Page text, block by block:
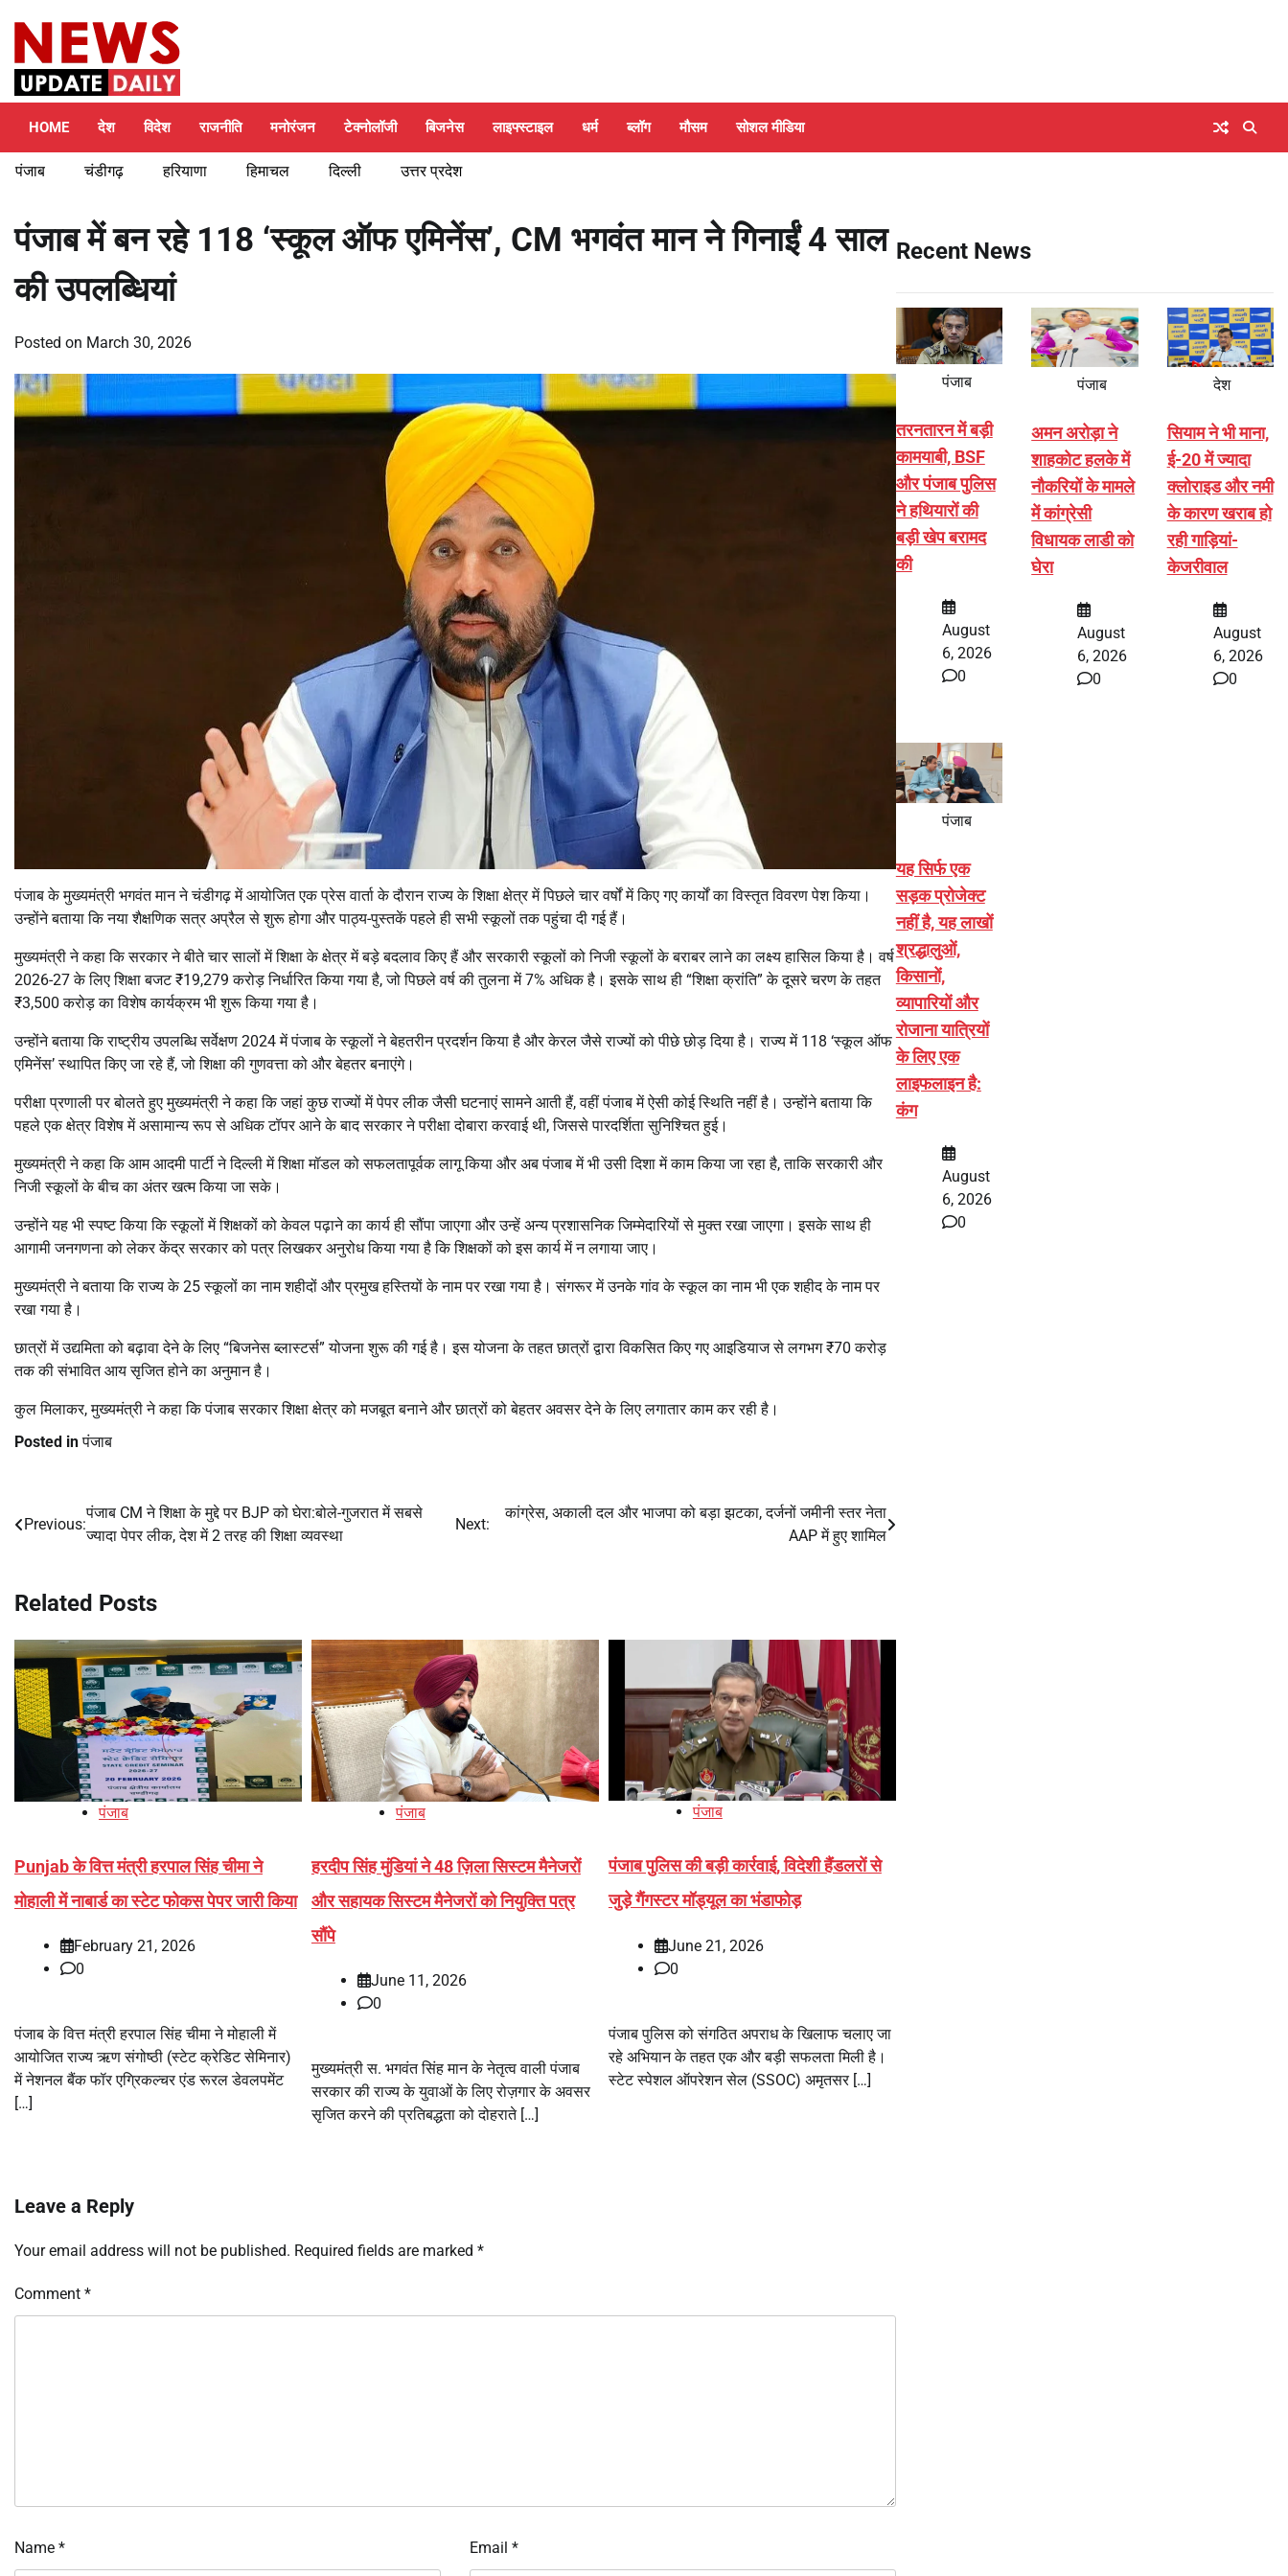
content
HOME देश विदेश राजनीति मनोरंजन टेक्नोलॉजी बिजनेस लाइफ्स्टाइल धर्म ब्लॉग मौसम सोशल मीडिया
पंजाब चंडीगढ़ हरियाणा हिमाचल दिल्ली उत्तर प्रदेश
पंजाब में बन रहे 118 ‘स्कूल ऑफ एमिनेंस’, CM भगवंत मान ने गिनाईं 4 साल
की उपलब्धियां
Posted on March 30, 2026
पंजाब के मुख्यमंत्री भगवंत मानने चंडीगढ़ में आयोजित एक प्रेस वार्ता के दौरान राज्य के शिक्षा क्षेत्र में पिछले चार वर्षों में किए गए कार्यों का विस्तृत विवरण पेश किया।
उन्होंने बताया कि नया शैक्षणिक सत्र अप्रैल से शुरू होगा और पाठ्य-पुस्तकें पहले ही सभी स्कूलों तक पहुंचा दी गई हैं।
मुख्यमंत्री ने कहा कि सरकार ने बीते चार सालों में शिक्षा के क्षेत्र में बड़े बदलाव किए हैं और सरकारी स्कूलों को निजी स्कूलों के बराबर लाने का लक्ष्य हासिल किया है। वर्ष
2026-27 के लिए शिक्षा बजट ₹19,279 करोड़ निर्धारित किया गया है, जो पिछले वर्ष की तुलना में 7% अधिक है। इसके साथ ही “शिक्षा क्रांति” के दूसरे चरण के तहत
₹3,500 करोड़ का विशेष कार्यक्रम भी शुरू किया गया है।
उन्होंने बताया कि राष्ट्रीय उपलब्धि सर्वेक्षण 2024 में पंजाब के स्कूलों ने बेहतरीन प्रदर्शन किया है और केरल जैसे राज्यों को पीछे छोड़ दिया है। राज्य में 118 ‘स्कूल ऑफ
एमिनेंस’ स्थापित किए जा रहे हैं, जो शिक्षा की गुणवत्ता को और बेहतर बनाएंगे।
परीक्षा प्रणाली पर बोलते हुए मुख्यमंत्री ने कहा कि जहां कुछ राज्यों में पेपर लीक जैसी घटनाएं सामने आती हैं, वहीं पंजाब में ऐसी कोई स्थिति नहीं है। उन्होंने बताया कि
पहले एक क्षेत्र विशेष में असामान्य रूप से अधिक टॉपर आने के बाद सरकार ने परीक्षा दोबारा करवाई थी, जिससे पारदर्शिता सुनिश्चित हुई।
मुख्यमंत्री ने कहा किआम आदमी पार्टीने दिल्ली में शिक्षा मॉडल को सफलतापूर्वक लागू किया और अब पंजाब में भी उसी दिशा में काम किया जा रहा है, ताकि सरकारी और
निजी स्कूलों के बीच का अंतर खत्म किया जा सके।
उन्होंने यह भी स्पष्ट किया कि स्कूलों में शिक्षकों को केवल पढ़ाने का कार्य ही सौंपा जाएगा और उन्हें अन्य प्रशासनिक जिम्मेदारियों से मुक्त रखा जाएगा। इसके साथ ही
आगामी जनगणना को लेकर केंद्र सरकार को पत्र लिखकर अनुरोध किया गया है कि शिक्षकों को इस कार्य में न लगाया जाए।
मुख्यमंत्री ने बताया कि राज्य के 25 स्कूलों का नाम शहीदों और प्रमुख हस्तियों के नाम पर रखा गया है। संगरूर में उनके गांव के स्कूल का नाम भी एक शहीद के नाम पर
रखा गया है।
छात्रों में उद्यमिता को बढ़ावा देने के लिए “बिजनेस ब्लास्टर्स” योजना शुरू की गई है। इस योजना के तहत छात्रों द्वारा विकसित किए गए आइडियाज से लगभग ₹70 करोड़
तक की संभावित आय सृजित होने का अनुमान है।
कुल मिलाकर, मुख्यमंत्री ने कहा कि पंजाब सरकार शिक्षा क्षेत्र को मजबूत बनाने और छात्रों को बेहतर अवसर देने के लिए लगातार काम कर रही है।
Posted inपंजाब
Post
Previous:
पंजाब CM ने शिक्षा के मुद्दे पर BJP को घेरा:बोले-गुजरात में सबसे
ज्यादा पेपर लीक, देश में 2 तरह की शिक्षा व्यवस्था
Next:
कांग्रेस, अकाली दल और भाजपा को बड़ा झटका, दर्जनों जमीनी स्तर नेता
AAP में हुए शामिल
Related Posts
पंजाब
Punjab के वित्त मंत्री हरपाल सिंह चीमा ने
मोहाली में नाबार्ड का स्टेट फोकस पेपर जारी किया
February 21, 2026
0
पंजाब के वित्त मंत्री हरपाल सिंह चीमा ने मोहाली में
आयोजित राज्य ऋण संगोष्ठी (स्टेट क्रेडिट सेमिनार)
में नेशनल बैंक फॉर एग्रिकल्चर एंड रूरल डेवलपमेंट
[…]
पंजाब
हरदीप सिंह मुंडियां ने 48 ज़िला सिस्टम मैनेजरों
और सहायक सिस्टम मैनेजरों को नियुक्ति पत्र
सौंपे
June 11, 2026
0
मुख्यमंत्री स. भगवंत सिंह मान के नेतृत्व वाली पंजाब
सरकार की राज्य के युवाओं के लिए रोज़गार के अवसर
सृजित करने की प्रतिबद्धता को दोहराते […]
पंजाब
पंजाब पुलिस की बड़ी कार्रवाई, विदेशी हैंडलरों से
जुड़े गैंगस्टर मॉड्यूल का भंडाफोड़
June 21, 2026
0
पंजाब पुलिस को संगठित अपराध के खिलाफ चलाए जा
रहे अभियान के तहत एक और बड़ी सफलता मिली है।
स्टेट स्पेशल ऑपरेशन सेल (SSOC) अमृतसर […]
Leave a Reply
Your email address will not be published. Required fields are marked *
Comment *
Name * Email *
Recent News
पंजाब
तरनतारन में बड़ी
कामयाबी, BSF
और पंजाब पुलिस
ने हथियारों की
बड़ी खेप बरामद
की
August
6, 2026
0
पंजाब
अमन अरोड़ा ने
शाहकोट हलके में
नौकरियों के मामले
में कांग्रेसी
विधायक लाडी को
घेरा
August
6, 2026
0
देश
सियाम ने भी माना,
ई-20 में ज्यादा
क्लोराइड और नमी
के कारण खराब हो
रही गाड़ियां-
केजरीवाल
August
6, 2026
0
पंजाब
यह सिर्फ एक
सड़क प्रोजेक्ट
नहीं है, यह लाखों
श्रद्धालुओं,
किसानों,
व्यापारियों और
रोजाना यात्रियों
के लिए एक
लाइफलाइन है:
कंग
August
6, 2026
0